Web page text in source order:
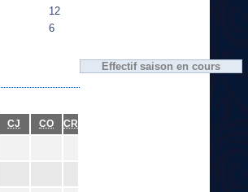
12
6
Effectif saison en cours
CJ CO CR